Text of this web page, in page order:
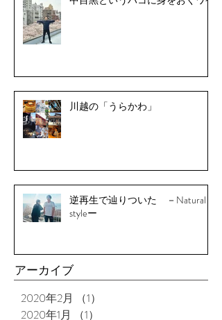
川越の「うらかわ」
逆再生で辿りついた －Natural
styleー
アーカイブ
2020年2月
（1）
2020年1月
（1）